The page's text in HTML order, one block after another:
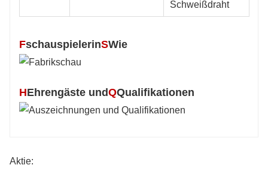
Schweißdraht
FschauspielerinSWie
HEhrengäste undQQualifikationen
Aktie: